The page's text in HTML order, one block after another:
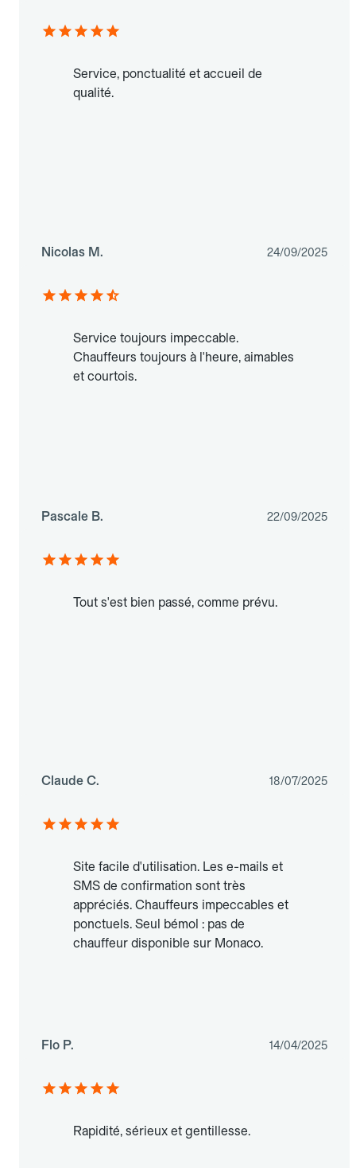
Service, ponctualité et accueil de
qualité.
Nicolas M. 24/09/2025
Service toujours impeccable.
Chauffeurs toujours à l'heure, aimables
et courtois.
Pascale B. 22/09/2025
Tout s'est bien passé, comme prévu.
Claude C. 18/07/2025
Site facile d'utilisation. Les e-mails et
SMS de confirmation sont très
appréciés. Chauffeurs impeccables et
ponctuels. Seul bémol : pas de
chauffeur disponible sur Monaco.
Flo P. 14/04/2025
Rapidité, sérieux et gentillesse.